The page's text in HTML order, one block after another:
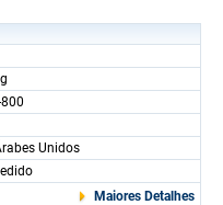
Unidos
Maiores Detalhes